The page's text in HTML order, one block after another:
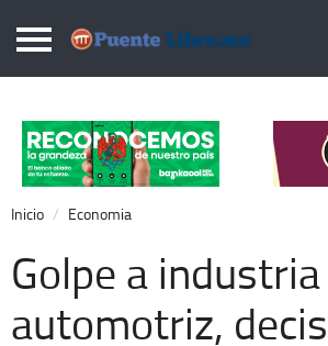
Puentelibre.mx
Local
Nacional
Opinión
Cronos
Economía
Inicio Economia
Golpe a industria
automotriz,